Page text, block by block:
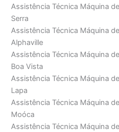
Assistência Técnica Máquina
Serra
Assistência Técnica Máquina
Alphaville
Assistência Técnica Máquina
Boa Vista
Assistência Técnica Máquina
Lapa
Assistência Técnica Máquina
Moóca
Assistência Técnica Máquina